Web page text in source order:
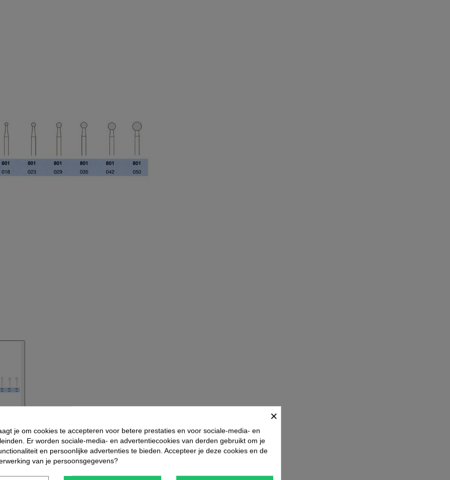
×
je om cookies te accepteren voor betere prestaties en voor sociale-media- en
Er worden sociale-media- en advertentiecookies van derden gebruikt om je
en persoonlijke advertenties te bieden. Accepteer je deze cookies en de
van je persoonsgegevens?